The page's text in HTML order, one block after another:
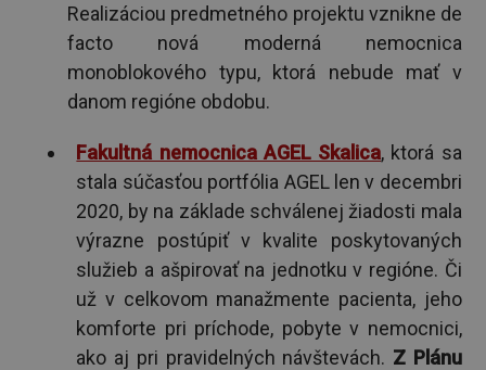
Realizáciou predmetného projektu vznikne de
facto nová moderná nemocnica
monoblokového typu, ktorá nebude mať v
danom regióne obdobu.
Fakultná nemocnica AGEL Skalica, ktorá sa
stala súčasťou portfólia AGEL len v decembri
2020, by na základe schválenej žiadosti mala
výrazne postúpiť v kvalite poskytovaných
služieb a ašpirovať na jednotku v regióne. Či
už v celkovom manažmente pacienta, jeho
komforte pri príchode, pobyte v nemocnici,
ako aj pri pravidelných návštevách. Z Plánu